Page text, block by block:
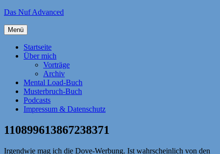
Zum
springen
Das Nuf Advanced
Menü
Startseite
Über mich
Vorträge
Archiv
Mental Load-Buch
Musterbruch-Buch
Podcasts
Impressum & Datenschutz
110899613867238371
Irgendwie mag ich die Dove-Werbung. Ist wahrscheinlich von den